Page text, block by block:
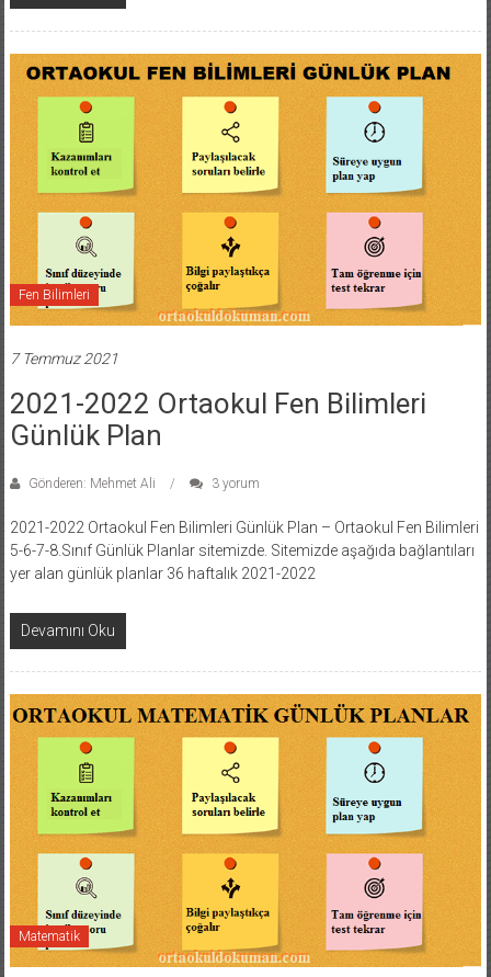
Fen Bilimleri
7 Temmuz 2021
2021-2022 Ortaokul Fen Bilimleri
Günlük Plan
Gönderen: Mehmet Ali 3 yorum
2021-2022 Ortaokul Fen Bilimleri Günlük Plan – Ortaokul Fen Bilimleri
5-6-7-8.Sınıf Günlük Planlar sitemizde. Sitemizde aşağıda bağlantıları
yer alan günlük planlar 36 haftalık 2021-2022
Devamını Oku
Matematik